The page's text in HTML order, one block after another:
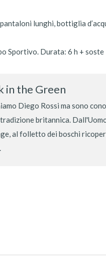
lunghi, bottiglia
Sportivo. Durata: 6 h +
in the Green
Diego Rossi ma sono
britannica.
al folletto dei boschi